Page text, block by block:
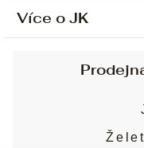
Ochrana
Sjednání
Obchodní
Puncovní značky
Více o JK